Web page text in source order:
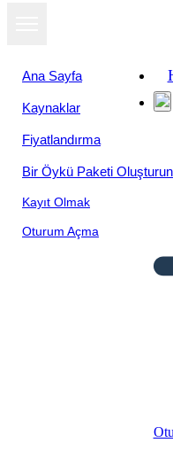
Ana Sayfa
Kaynaklar
Fiyatlandırma
Bir Öykü Paketi Oluşturun
Kayıt Olmak
Oturum Açma